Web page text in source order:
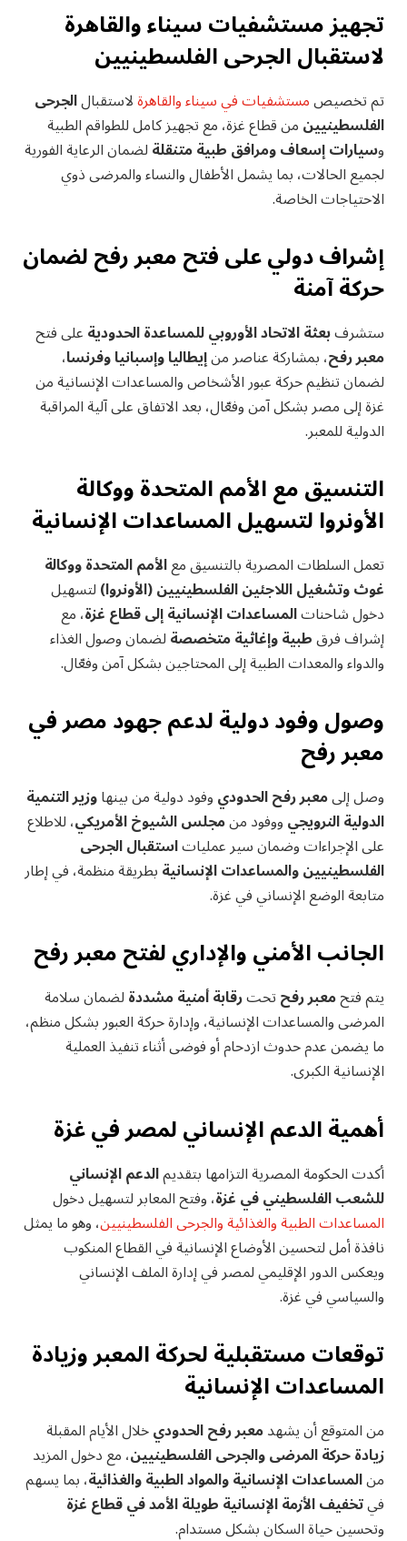
تجهيز مستشفيات سيناء والقاهرة
لاستقبال الجرحى الفلسطينيين
تم تخصيصمستشفيات في سيناء والقاهرةلاستقبالالجرحى
الفلسطينيينمن قطاع غزة، مع تجهيز كامل للطواقم الطبية
وسيارات إسعاف ومرافق طبية متنقلةلضمان الرعاية الفورية
لجميع الحالات، بما يشمل الأطفال والنساء والمرضى ذوي
الاحتياجات الخاصة.
إشراف دولي على فتح معبر رفح لضمان
حركة آمنة
ستشرفبعثة الاتحاد الأوروبي للمساعدة الحدوديةعلى فتح
معبر رفح، بمشاركة عناصر منإيطاليا وإسبانيا وفرنسا،
لضمان تنظيم حركة عبور الأشخاص والمساعدات الإنسانية من
غزة إلى مصر بشكل آمن وفعّال، بعد الاتفاق على آلية المراقبة
الدولية للمعبر.
التنسيق مع الأمم المتحدة ووكالة
الأونروا لتسهيل المساعدات الإنسانية
تعمل السلطات المصرية بالتنسيق معالأمم المتحدة ووكالة
غوث وتشغيل اللاجئين الفلسطينيين (الأونروا)لتسهيل
دخول شاحناتالمساعدات الإنسانية إلى قطاع غزة، مع
إشراف فرقطبية وإغاثية متخصصةلضمان وصول الغذاء
والدواء والمعدات الطبية إلى المحتاجين بشكل آمن وفعّال.
وصول وفود دولية لدعم جهود مصر في
معبر رفح
وصل إلىمعبر رفح الحدوديوفود دولية من بينهاوزير التنمية
الدولية النرويجيووفود منمجلس الشيوخ الأمريكي، للاطلاع
على الإجراءات وضمان سير عملياتاستقبال الجرحى
الفلسطينيين والمساعدات الإنسانيةبطريقة منظمة، في إطار
متابعة الوضع الإنساني في غزة.
الجانب الأمني والإداري لفتح معبر رفح
يتم فتحمعبر رفحتحترقابة أمنية مشددةلضمان سلامة
المرضى والمساعدات الإنسانية، وإدارة حركة العبور بشكل منظم،
ما يضمن عدم حدوث ازدحام أو فوضى أثناء تنفيذ العملية
الإنسانية الكبرى.
أهمية الدعم الإنساني لمصر في غزة
أكدت الحكومة المصرية التزامها بتقديمالدعم الإنساني
للشعب الفلسطيني في غزة، وفتح المعابر لتسهيل دخول
المساعدات الطبية والغذائية والجرحى الفلسطينيين، وهو ما يمثل
نافذة أمل لتحسين الأوضاع الإنسانية في القطاع المنكوب
ويعكس الدور الإقليمي لمصر في إدارة الملف الإنساني
والسياسي في غزة.
توقعات مستقبلية لحركة المعبر وزيادة
المساعدات الإنسانية
من المتوقع أن يشهدمعبر رفح الحدوديخلال الأيام المقبلة
زيادة حركة المرضى والجرحى الفلسطينيين، مع دخول المزيد
منالمساعدات الإنسانية والمواد الطبية والغذائية، بما يسهم
فيتخفيف الأزمة الإنسانية طويلة الأمد في قطاع غزة
وتحسين حياة السكان بشكل مستدام.